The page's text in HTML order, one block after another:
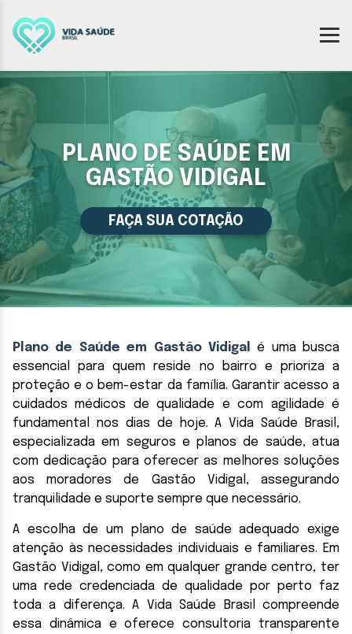
PLANO DE SAÚDE EM
GASTÃO VIDIGAL
FAÇA SUA COTAÇÃO
Plano de Saúde em Gastão Vidigal
é uma busca
essencial para quem reside no bairro e prioriza a
proteção e o bem-estar da família. Garantir acesso a
cuidados médicos de qualidade e com agilidade é
fundamental nos dias de hoje. A Vida Saúde Brasil,
especializada em seguros e planos de saúde, atua
com dedicação para oferecer as melhores soluções
aos moradores de Gastão Vidigal, assegurando
tranquilidade e suporte sempre que necessário.
A escolha de um plano de saúde adequado exige
atenção às necessidades individuais e familiares. Em
Gastão Vidigal, como em qualquer grande centro, ter
uma rede credenciada de qualidade por perto faz
toda a diferença. A Vida Saúde Brasil compreende
essa dinâmica e oferece consultoria transparente